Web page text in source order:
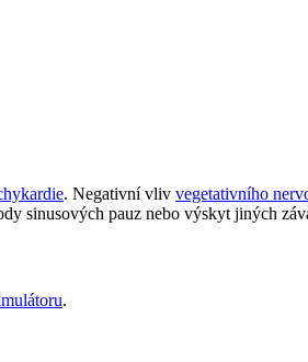
. Negativní vliv vegetativního
sinusových pauz nebo výskyt jiných
.